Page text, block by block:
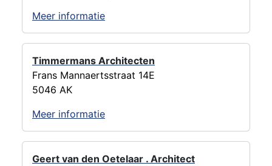
Meer informatie
Timmermans Architecten
Frans Mannaertsstraat 14E
5046 AK
Meer informatie
Geert van den Oetelaar . Architect